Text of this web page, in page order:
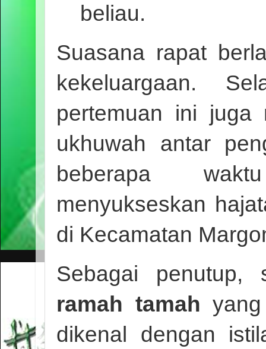
beliau.
Suasana rapat
kekeluargaan.
pertemuan ini juga
ukhuwah antar
beberapa
menyukseskan
di Kecamatan
Sebagai penutup,
ramah tamah
dikenal dengan